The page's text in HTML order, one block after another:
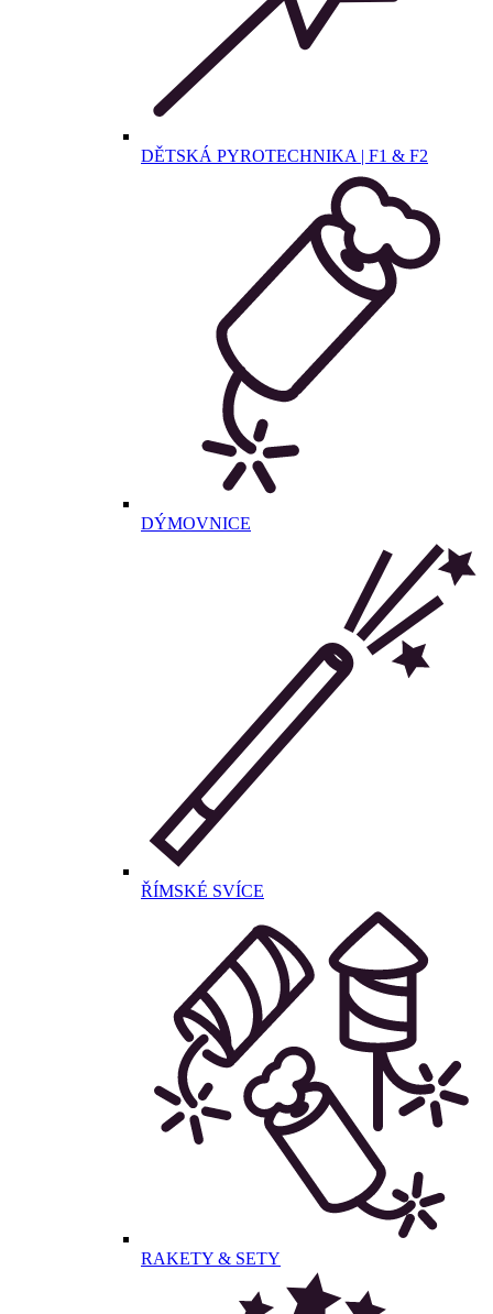
DĚTSKÁ PYROTECHNIKA | F1 & F2
DÝMOVNICE
ŘÍMSKÉ SVÍCE
RAKETY & SETY